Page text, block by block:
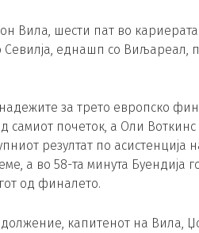
Вила, шести пат во кариерата
еднашп со Виљареал,
за трето европско
самиот почеток, а Оли Воткинс
резултат по асистенција
а во 58-та минута Буендија
од финалето.
капитенот на Вила,